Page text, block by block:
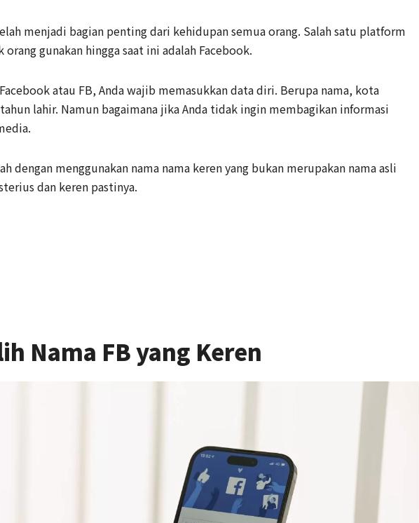
menjadi bagian penting dari kehidupan semua orang. Salah satu platform
gunakan hingga saat ini adalah Facebook.
atau FB, Anda wajib memasukkan data diri. Berupa nama, kota
lahir. Namun bagaimana jika Anda tidak ingin membagikan informasi
dengan menggunakan nama nama keren yang bukan merupakan nama asli
dan keren pastinya.
Nama FB yang Keren